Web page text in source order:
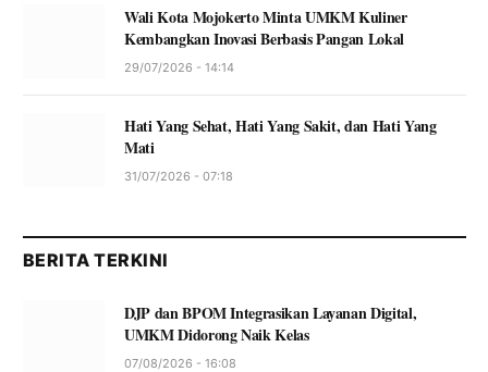
Wali Kota Mojokerto Minta UMKM Kuliner
Kembangkan Inovasi Berbasis Pangan Lokal
29/07/2026 - 14:14
Hati Yang Sehat, Hati Yang Sakit, dan Hati Yang
Mati
31/07/2026 - 07:18
BERITA TERKINI
DJP dan BPOM Integrasikan Layanan Digital,
UMKM Didorong Naik Kelas
07/08/2026 - 16:08